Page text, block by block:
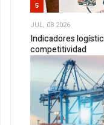
5
JUL, 08 2026
Indicadores
competitividad